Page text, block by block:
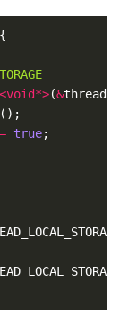
<void*>(&
();
= true;